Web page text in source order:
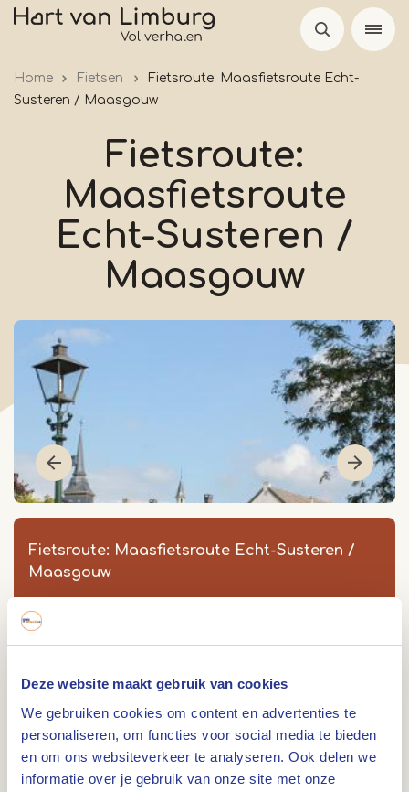
Deze website maakt gebruik van cookies
We gebruiken cookies om content en advertenties te
personaliseren, om functies voor social media te bieden
en om ons websiteverkeer te analyseren. Ook delen we
informatie over je gebruik van onze site met onze
Overslaan
Home Fietsen
Fietsroute: Maasfietsroute Echt-
Susteren / Maasgouw
Fietsroute:
Maasfietsroute
Echt-Susteren /
Maasgouw
Fietsroute: Maasfietsroute Echt-Susteren /
Maasgouw
6116 AA Roosteren
Item
of